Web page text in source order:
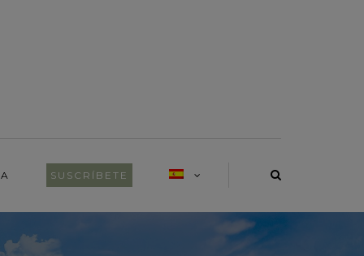
SUSCRÍBETE